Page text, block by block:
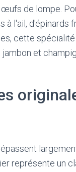
de lompe.
à l'ail,
cette
et
représente un